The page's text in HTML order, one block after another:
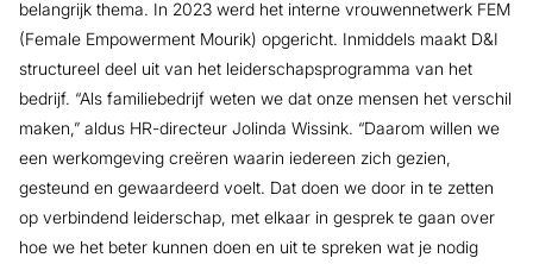
belangrijk thema. In 2023 werd het interne vrouwennetwerk FEM
(Female Empowerment Mourik) opgericht. Inmiddels maakt D&I
structureel deel uit van het leiderschapsprogramma van het
bedrijf. “Als familiebedrijf weten we dat onze mensen het verschil
maken,” aldus HR-directeur Jolinda Wissink. “Daarom willen we
een werkomgeving creëren waarin iedereen zich gezien,
gesteund en gewaardeerd voelt. Dat doen we door in te zetten
op verbindend leiderschap, met elkaar in gesprek te gaan over
hoe we het beter kunnen doen en uit te spreken wat je nodig